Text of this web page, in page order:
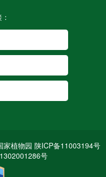
植物园 陕ICP备11003194号
号